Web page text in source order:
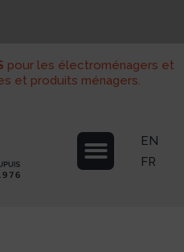
pour les électroménagers et
et produits ménagers.
EN
FR